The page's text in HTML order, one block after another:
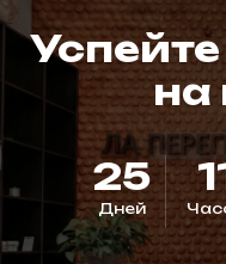
на
25
Дней